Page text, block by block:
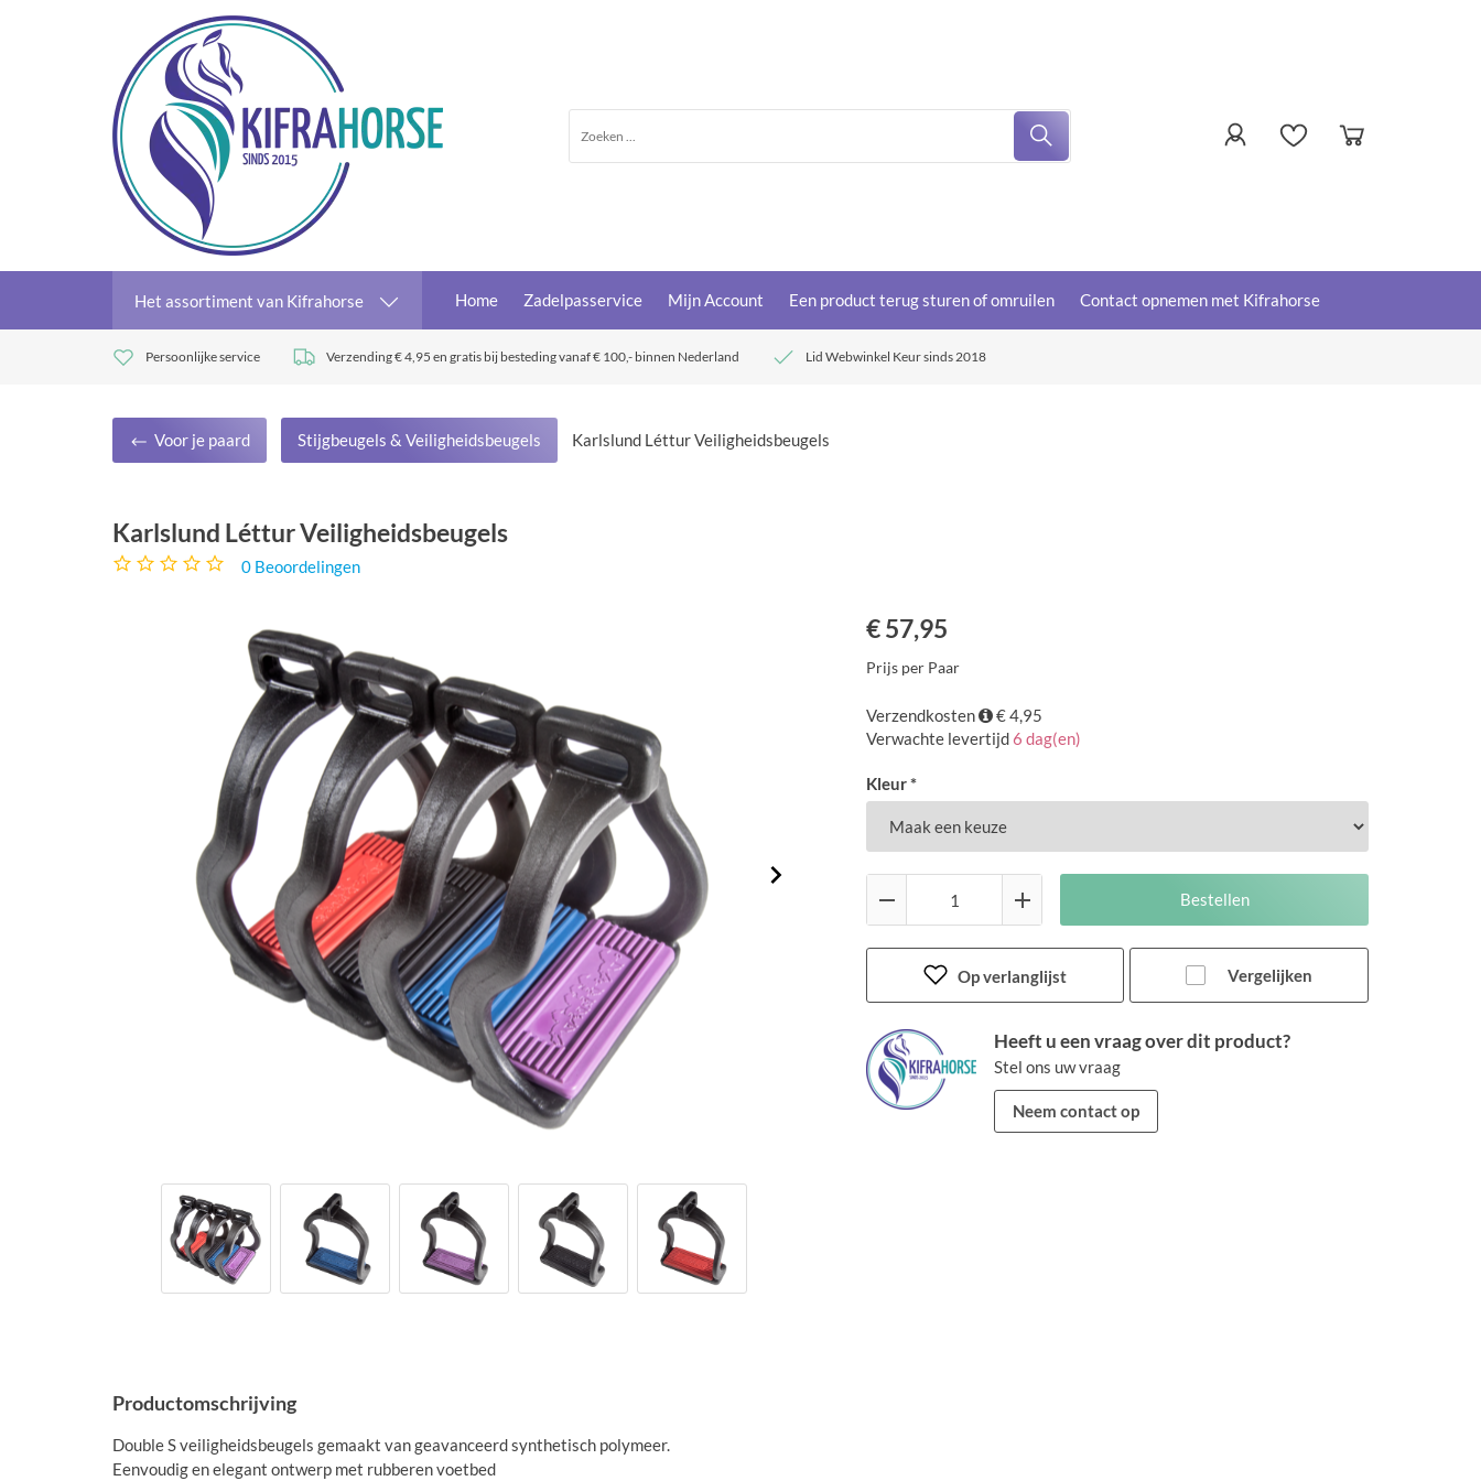
Het assortiment van Kifrahorse Home Zadelpasservice Mijn Account Een product terug sturen of omruilen Contact opnemen met Kifrahorse
Persoonlijke service Verzending € 4,95 en gratis bij besteding vanaf € 100,- binnen Nederland Lid Webwinkel Keur sinds 2018
Voor je paard Stijgbeugels & Veiligheidsbeugels Karlslund Léttur Veiligheidsbeugels
Karlslund Léttur Veiligheidsbeugels
0 Beoordelingen
€57,95
Prijs per Paar
Verzendkosten
€ 4,95
Verwachte levertijd 6 dag(en)
Kleur *
Bestellen
Op verlanglijst Vergelijken
Heeft u een vraag over dit product?
Stel ons uw vraag
Neem contact op
Productomschrijving
Double S veiligheidsbeugels gemaakt van geavanceerd synthetisch polymeer.
Eenvoudig en elegant ontwerp met rubberen voetbed